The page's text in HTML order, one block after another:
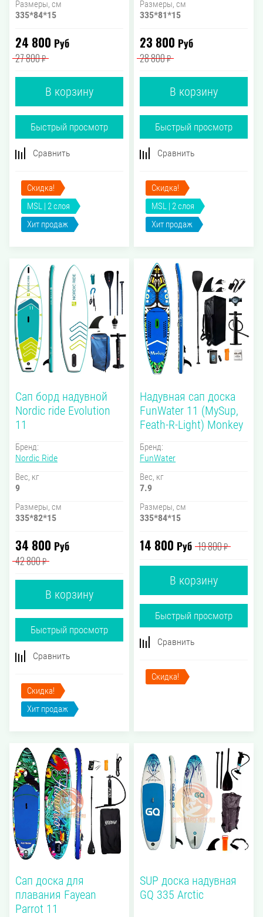
Размеры, см
335*84*15
24 800 Руб
27 800₽
В корзину
Быстрый просмотр
Сравнить
Скидка!
MSL | 2 слоя
Хит продаж
Размеры, см
335*81*15
23 800 Руб
28 800₽
В корзину
Быстрый просмотр
Сравнить
Скидка!
MSL | 2 слоя
Хит продаж
Сап борд надувной
Nordic ride Evolution
11
Бренд:
Nordic Ride
Вес, кг
9
Размеры, см
335*82*15
34 800 Руб
42 800₽
В корзину
Быстрый просмотр
Сравнить
Скидка!
Хит продаж
Надувная сап доска
FunWater 11 (MySup,
Feath-R-Light) Monkey
Бренд:
FunWater
Вес, кг
7.9
Размеры, см
335*84*15
14 800 Руб 19 800₽
В корзину
Быстрый просмотр
Сравнить
Скидка!
Сап доска для
плавания Fayean
Parrot 11
SUP доска надувная
GQ 335 Arctic